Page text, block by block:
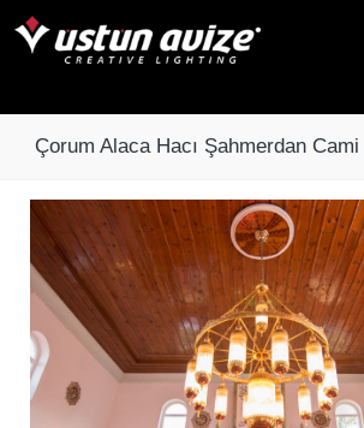
Çorum Alaca Hacı Şahmerdan